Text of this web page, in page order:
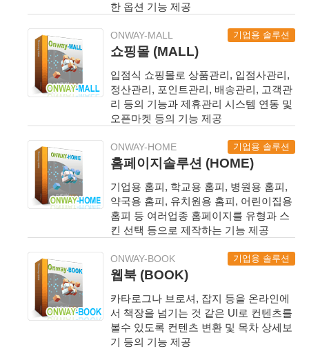
한 옵션 기능 제공
ONWAY-MALL 기업용 솔루션
쇼핑몰 (MALL)
입점식 쇼핑몰로 상품관리, 입점사관리,
정산관리, 포인트관리, 배송관리, 고객관
리 등의 기능과 제휴관리 시스템 연동 및
오픈마켓 등의 기능 제공
ONWAY-HOME 기업용 솔루션
홈페이지솔루션 (HOME)
기업용 홈피, 학교용 홈피, 병원용 홈피,
약국용 홈피, 유치원용 홈피, 어린이집용
홈피 등 여러업종 홈페이지를 유형과 스
킨 선택 등으로 제작하는 기능 제공
ONWAY-BOOK 기업용 솔루션
웹북 (BOOK)
카타로그나 브로셔, 잡지 등을 온라인에
서 책장을 넘기는 것 같은 UI로 컨텐츠를
볼수 있도록 컨텐츠 변환 및 목차 상세보
기 등의 기능 제공